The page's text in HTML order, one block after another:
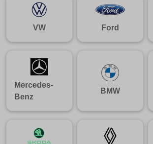
VW Ford
Mercedes-
Benz
BMW